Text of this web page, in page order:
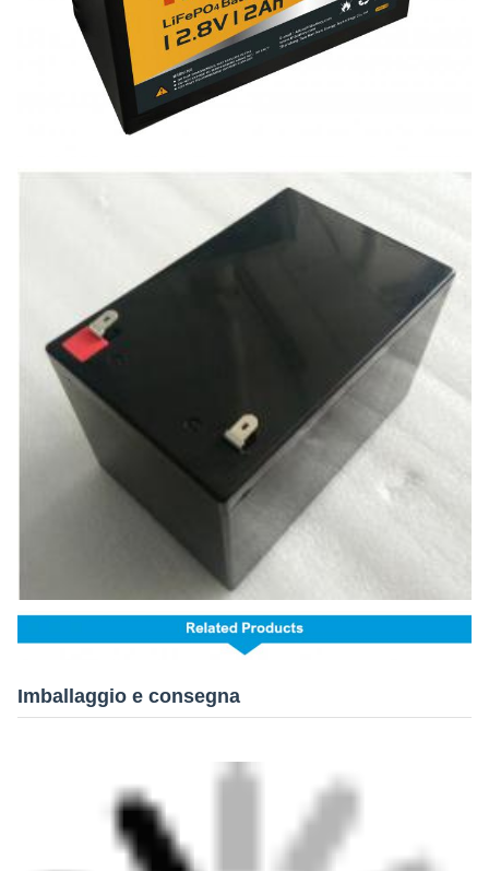
Imballaggio e consegna